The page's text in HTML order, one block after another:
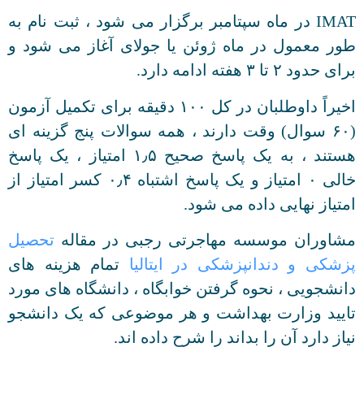
IMAT در ماه سپتامبر برگزار می شود ، ثبت نام به
طور معمول در ماه ژوئن یا جولای آغاز می شود و
برای حدود ۲ تا ۳ هفته ادامه دارد.
اخیراً داوطلبان در کل ۱۰۰ دقیقه برای تکمیل آزمون
(۶۰ سوال) وقت دارند ، همه سوالات پنج گزینه ای
هستند ، به یک پاسخ صحیح ۱٫۵ امتیاز ، یک پاسخ
خالی ۰ امتیاز و یک پاسخ اشتباه ۰٫۴ کسر امتیاز از
امتیاز نهایی داده می شود.
مشاوران موسسه مهاجرتی رجبی در مقاله تحصیل
پزشکی و دندانپزشکی در ایتالیا
تمام هزینه های
دانشجویی ، نحوه گرفتن خوابگاه ، دانشگاه های مورد
تایید وزارت بهداشت و هر موضوعی که یک دانشجو
نیاز دارد آن را بداند را شرح داده اند.